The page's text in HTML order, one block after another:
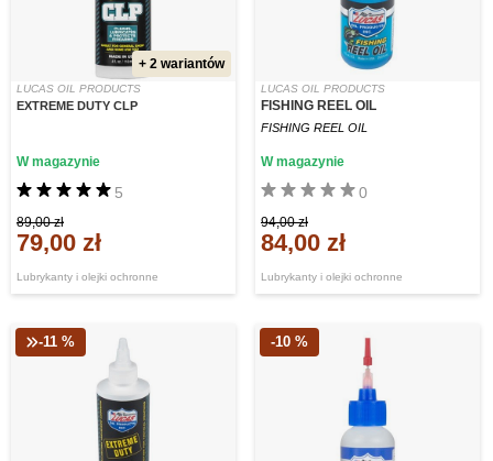
+ 2 wariantów
LUCAS OIL PRODUCTS
EXTREME DUTY CLP
Lubrykanty i olejki ochronne
5
W magazynie
89,00 zł
79,00 zł
LUCAS OIL PRODUCTS
FISHING REEL OIL
FISHING REEL OIL
Lubrykanty i olejki ochronne
0
W magazynie
94,00 zł
84,00 zł
-11 % -10 %